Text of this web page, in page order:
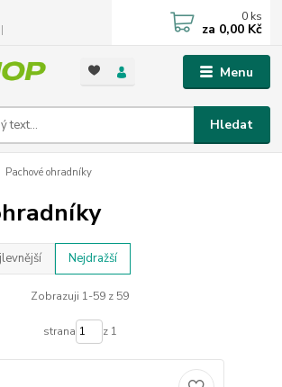
Menu
Hledat
0 ks
za 0,00 Kč
Pachové ohradníky
Nejdražší
Zobrazuji 1-59 z 59
strana z 1